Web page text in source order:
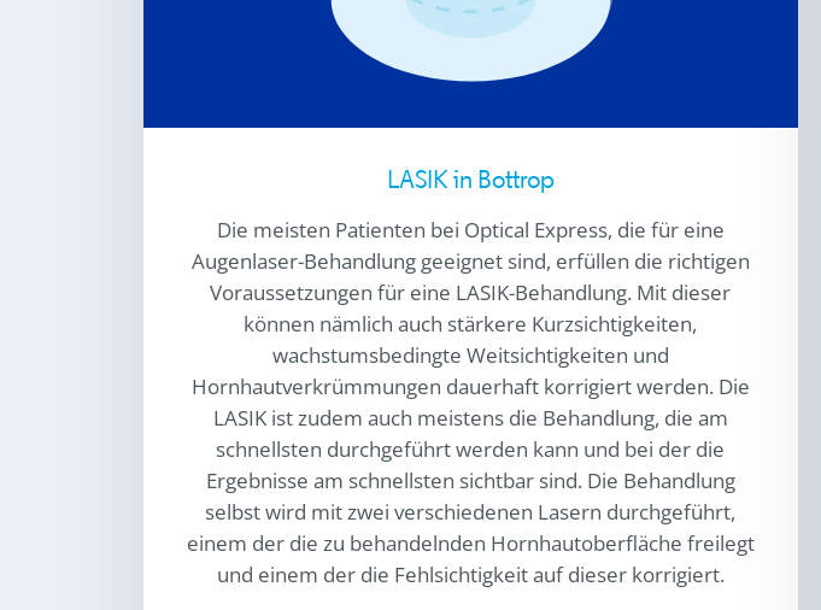
LASIK in Bottrop
Die meisten Patienten bei Optical Express, die für eine
Augenlaser-Behandlung geeignet sind, erfüllen die richtigen
Voraussetzungen für eine LASIK-Behandlung. Mit dieser
können nämlich auch stärkere Kurzsichtigkeiten,
wachstumsbedingte Weitsichtigkeiten und
Hornhautverkrümmungen dauerhaft korrigiert werden. Die
LASIK ist zudem auch meistens die Behandlung, die am
schnellsten durchgeführt werden kann und bei der die
Ergebnisse am schnellsten sichtbar sind. Die Behandlung
selbst wird mit zwei verschiedenen Lasern durchgeführt,
einem der die zu behandelnden Hornhautoberfläche freilegt
und einem der die Fehlsichtigkeit auf dieser korrigiert.